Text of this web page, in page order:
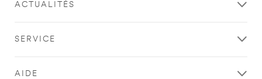
ACTUALITÉS
SERVICE
AIDE